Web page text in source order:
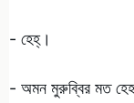
- হেহ্‌।
- অমন মুরুব্বির মত